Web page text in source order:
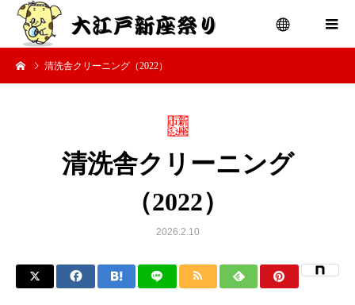
清洗舎クリーニング（2022）
清洗舎クリーニング
（2022）
2026.2.10